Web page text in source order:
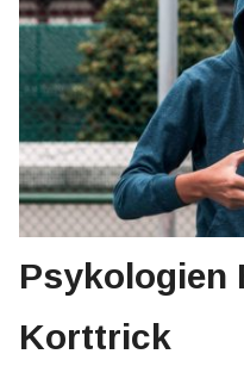
Psykologien
Korttrick